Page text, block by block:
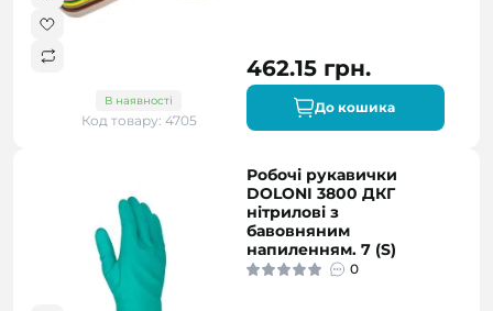
В наявності
Код товару: 4705
462.15 грн.
До кошика
Робочі рукавички
DOLONI 3800 ДКГ
нітрилові з
бавовняним
напиленням. 7 (S)
0